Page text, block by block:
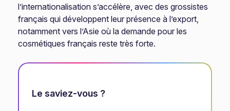
l’internationalisation s’accélère, avec des grossistes
français qui développent leur présence à l’export,
notamment vers l’Asie où la demande pour les
cosmétiques français reste très forte.
Le saviez-vous ?